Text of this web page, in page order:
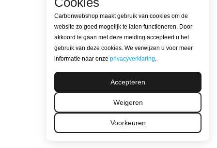
Carbonwebshop maakt gebruik van cookies om de
website zo goed mogelijk te laten functioneren. Door
akkoord te gaan met deze melding accepteert u het
gebruik van deze cookies. We verwijzen u voor meer
informatie naar onze privacyverklaring.
Accepteren
Weigeren
Voorkeuren